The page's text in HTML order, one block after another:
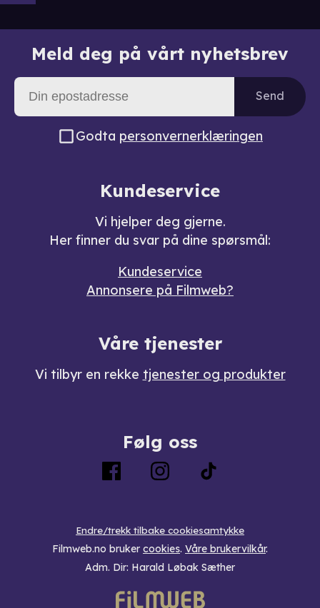
Meld deg på vårt nyhetsbrev
Send
Godta personvernerklæringen
Kundeservice
Vi hjelper deg gjerne.
Her finner du svar på dine spørsmål:
Kundeservice
Annonsere på Filmweb?
Våre tjenester
Vi tilbyr en rekke tjenester og produkter
Følg oss
Endre/trekk tilbake cookiesamtykke
Filmweb.no bruker cookies. Våre brukervilkår.
Adm. Dir: Harald Løbak Sæther